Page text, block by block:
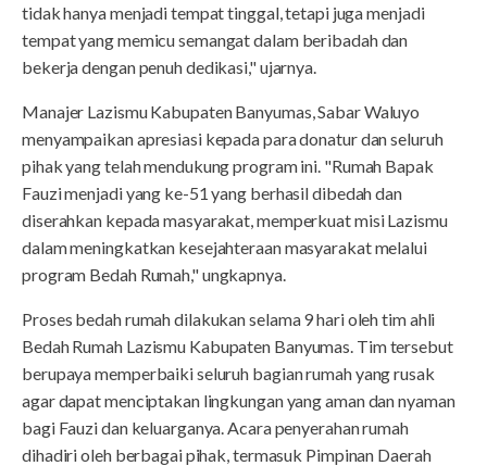
tidak hanya menjadi tempat tinggal, tetapi juga menjadi
tempat yang memicu semangat dalam beribadah dan
bekerja dengan penuh dedikasi," ujarnya.
Manajer Lazismu Kabupaten Banyumas, Sabar Waluyo
menyampaikan apresiasi kepada para donatur dan seluruh
pihak yang telah mendukung program ini. "Rumah Bapak
Fauzi menjadi yang ke-51 yang berhasil dibedah dan
diserahkan kepada masyarakat, memperkuat misi Lazismu
dalam meningkatkan kesejahteraan masyarakat melalui
program Bedah Rumah," ungkapnya.
Proses bedah rumah dilakukan selama 9 hari oleh tim ahli
Bedah Rumah Lazismu Kabupaten Banyumas. Tim tersebut
berupaya memperbaiki seluruh bagian rumah yang rusak
agar dapat menciptakan lingkungan yang aman dan nyaman
bagi Fauzi dan keluarganya. Acara penyerahan rumah
dihadiri oleh berbagai pihak, termasuk Pimpinan Daerah